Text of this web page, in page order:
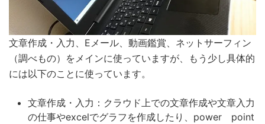
文章作成・入力、Eメール、動画鑑賞、ネットサーフィン
（調べもの）をメインに使っていますが、もう少し具体的
には以下のことに使っています。
文章作成・入力：クラウド上での文章作成や文章入力
の仕事やexcelでグラフを作成したり、power point